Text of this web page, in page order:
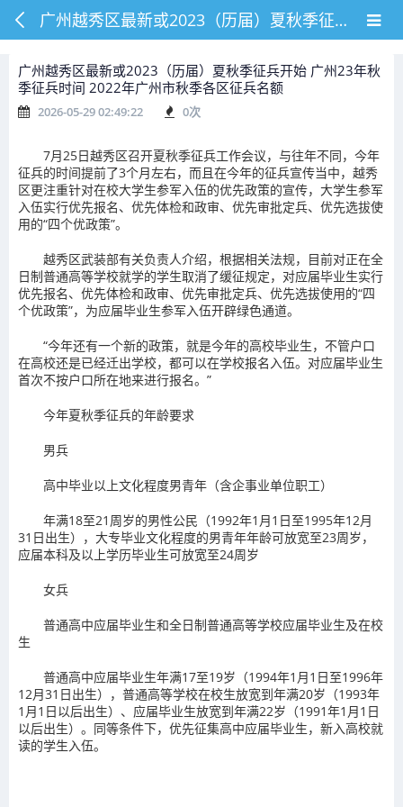
广州越秀区最新或2023（历届）夏秋季征兵开始 广州23年秋季征兵时间 2022年广州市秋季各区征兵名额
广州越秀区最新或2023（历届）夏秋季征兵开始 广州23年秋
季征兵时间 2022年广州市秋季各区征兵名额
2026-05-29 02:49:22 0次
7月25日越秀区召开夏秋季征兵工作会议，与往年不同，今年
征兵的时间提前了3个月左右，而且在今年的征兵宣传当中，越秀
区更注重针对在校大学生参军入伍的优先政策的宣传，大学生参军
入伍实行优先报名、优先体检和政审、优先审批定兵、优先选拔使
用的“四个优政策”。
越秀区武装部有关负责人介绍，根据相关法规，目前对正在全
日制普通高等学校就学的学生取消了缓征规定，对应届毕业生实行
优先报名、优先体检和政审、优先审批定兵、优先选拔使用的“四
个优政策”，为应届毕业生参军入伍开辟绿色通道。
“今年还有一个新的政策，就是今年的高校毕业生，不管户口
在高校还是已经迁出学校，都可以在学校报名入伍。对应届毕业生
首次不按户口所在地来进行报名。”
今年夏秋季征兵的年龄要求
男兵
高中毕业以上文化程度男青年（含企事业单位职工）
年满18至21周岁的男性公民（1992年1月1日至1995年12月
31日出生），大专毕业文化程度的男青年年龄可放宽至23周岁，
应届本科及以上学历毕业生可放宽至24周岁
女兵
普通高中应届毕业生和全日制普通高等学校应届毕业生及在校
生
普通高中应届毕业生年满17至19岁（1994年1月1日至1996年
12月31日出生），普通高等学校在校生放宽到年满20岁（1993年
1月1日以后出生）、应届毕业生放宽到年满22岁（1991年1月1日
以后出生）。同等条件下，优先征集高中应届毕业生，新入高校就
读的学生入伍。